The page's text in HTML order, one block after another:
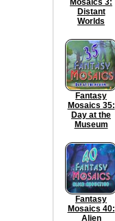
Distant
Worlds
Fantasy
Mosaics 35:
Day at the
Museum
Fantasy
Mosaics 40:
Alien